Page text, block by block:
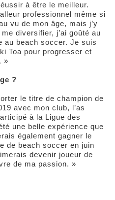
à être le meilleur.
professionnel même si
vu de mon âge, mais j’y
diversifier, j’ai goûté au
au beach soccer. Je suis
Toa pour progresser et
»
?
le titre de champion de
avec mon club, l’as
à la Ligue des
une belle expérience que
également gagner le
de beach soccer en juin
devenir joueur de
de ma passion. »